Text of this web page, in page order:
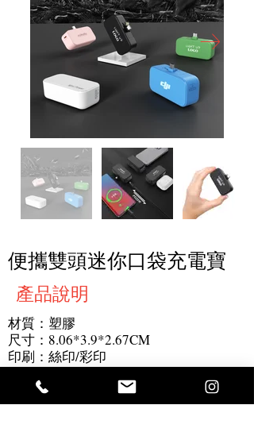
便攜雙頭迷你口袋充電寶
產品說明
材質：塑膠
尺寸：8.06*3.9*2.67CM
印刷：絲印/彩印
最小起訂量：500 件
產品細節：自帶雙頭充電雙向快充匹配
99%的設備，體積小方便隨身攜帶